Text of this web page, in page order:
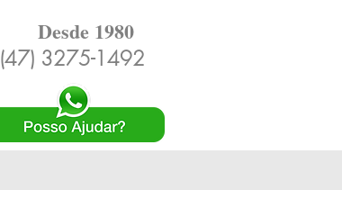
(47) 3275-1492
Desde 1980